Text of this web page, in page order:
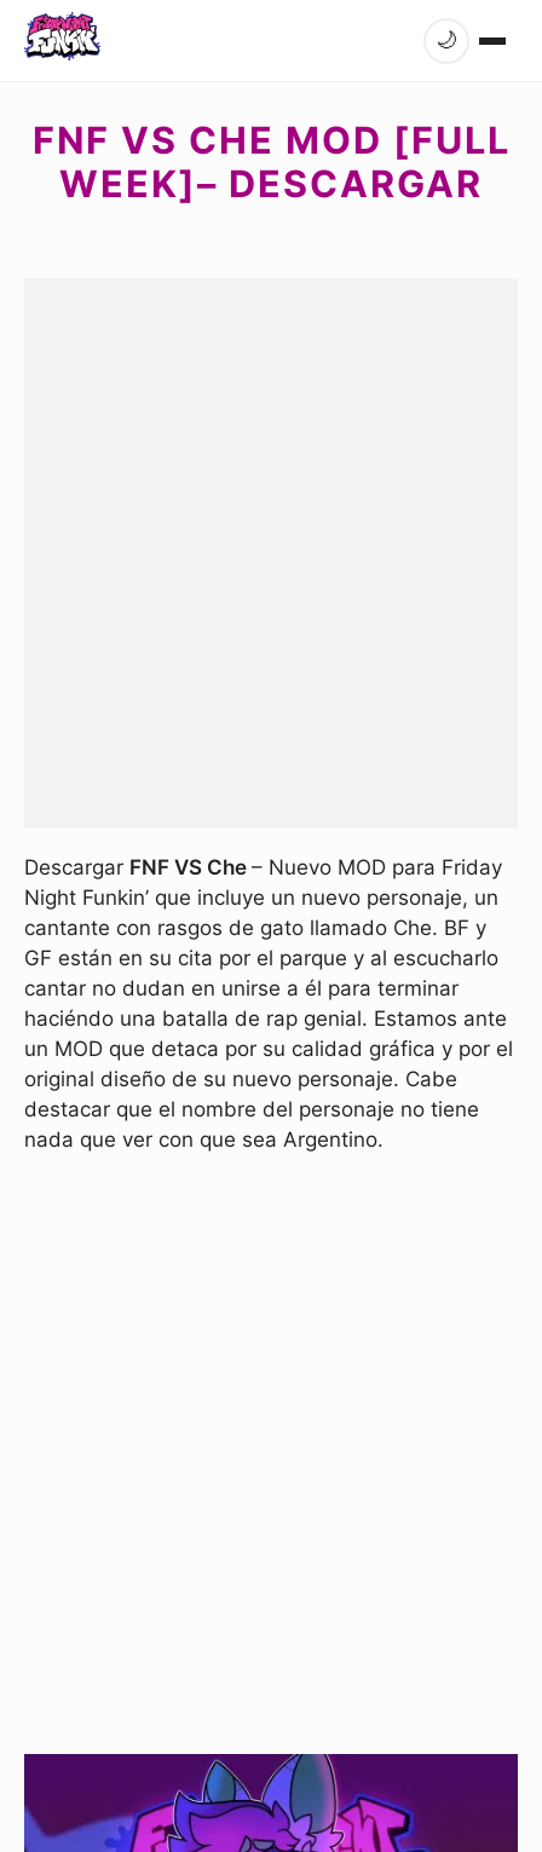
🌙
FNF VS CHE MOD [FULL
WEEK]– DESCARGAR
Descargar FNF VS Che – Nuevo MOD para Friday
Night Funkin’ que incluye un nuevo personaje, un
cantante con rasgos de gato llamado Che. BF y
GF están en su cita por el parque y al escucharlo
cantar no dudan en unirse a él para terminar
haciéndo una batalla de rap genial. Estamos ante
un MOD que detaca por su calidad gráfica y por el
original diseño de su nuevo personaje. Cabe
destacar que el nombre del personaje no tiene
nada que ver con que sea Argentino.